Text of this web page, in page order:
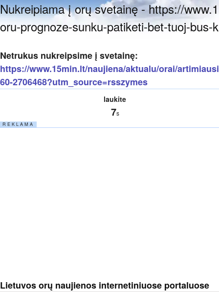
Nukreipiama į orų svetainę - https://
oru-prognoze-sunku-patiketi-bet-tuoj-
Netrukus nukreipsime į svetainę:
https://www.15min.lt/naujiena/aktualu/orai/
60-2706468?utm_source=rsszymes
laukite
6s
R E K L A M A
Lietuvos orų naujienos internetiniuose portaluose